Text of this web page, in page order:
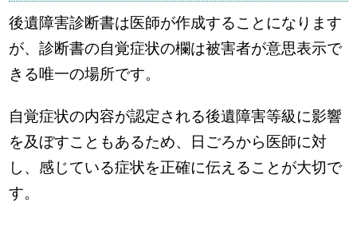
後遺障害診断書は医師が作成することになります
が、診断書の自覚症状の欄は被害者が意思表示で
きる唯一の場所です。
自覚症状の内容が認定される後遺障害等級に影響
を及ぼすこともあるため、日ごろから医師に対
し、感じている症状を正確に伝えることが大切で
す。